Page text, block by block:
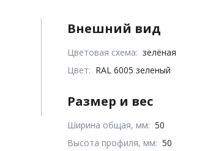
Внешний вид
Цветовая схема: зелёная
Цвет: RAL 6005 зеленый
Размер и вес
Ширина общая, мм: 50
Высота профиля, мм: 50